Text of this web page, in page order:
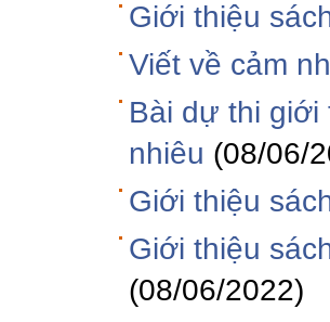
Giới thiệu
Viết về cảm
Bài dự thi giới
nhiêu (08/06/
Giới thiệu
Giới thiệu
(08/06/2022)